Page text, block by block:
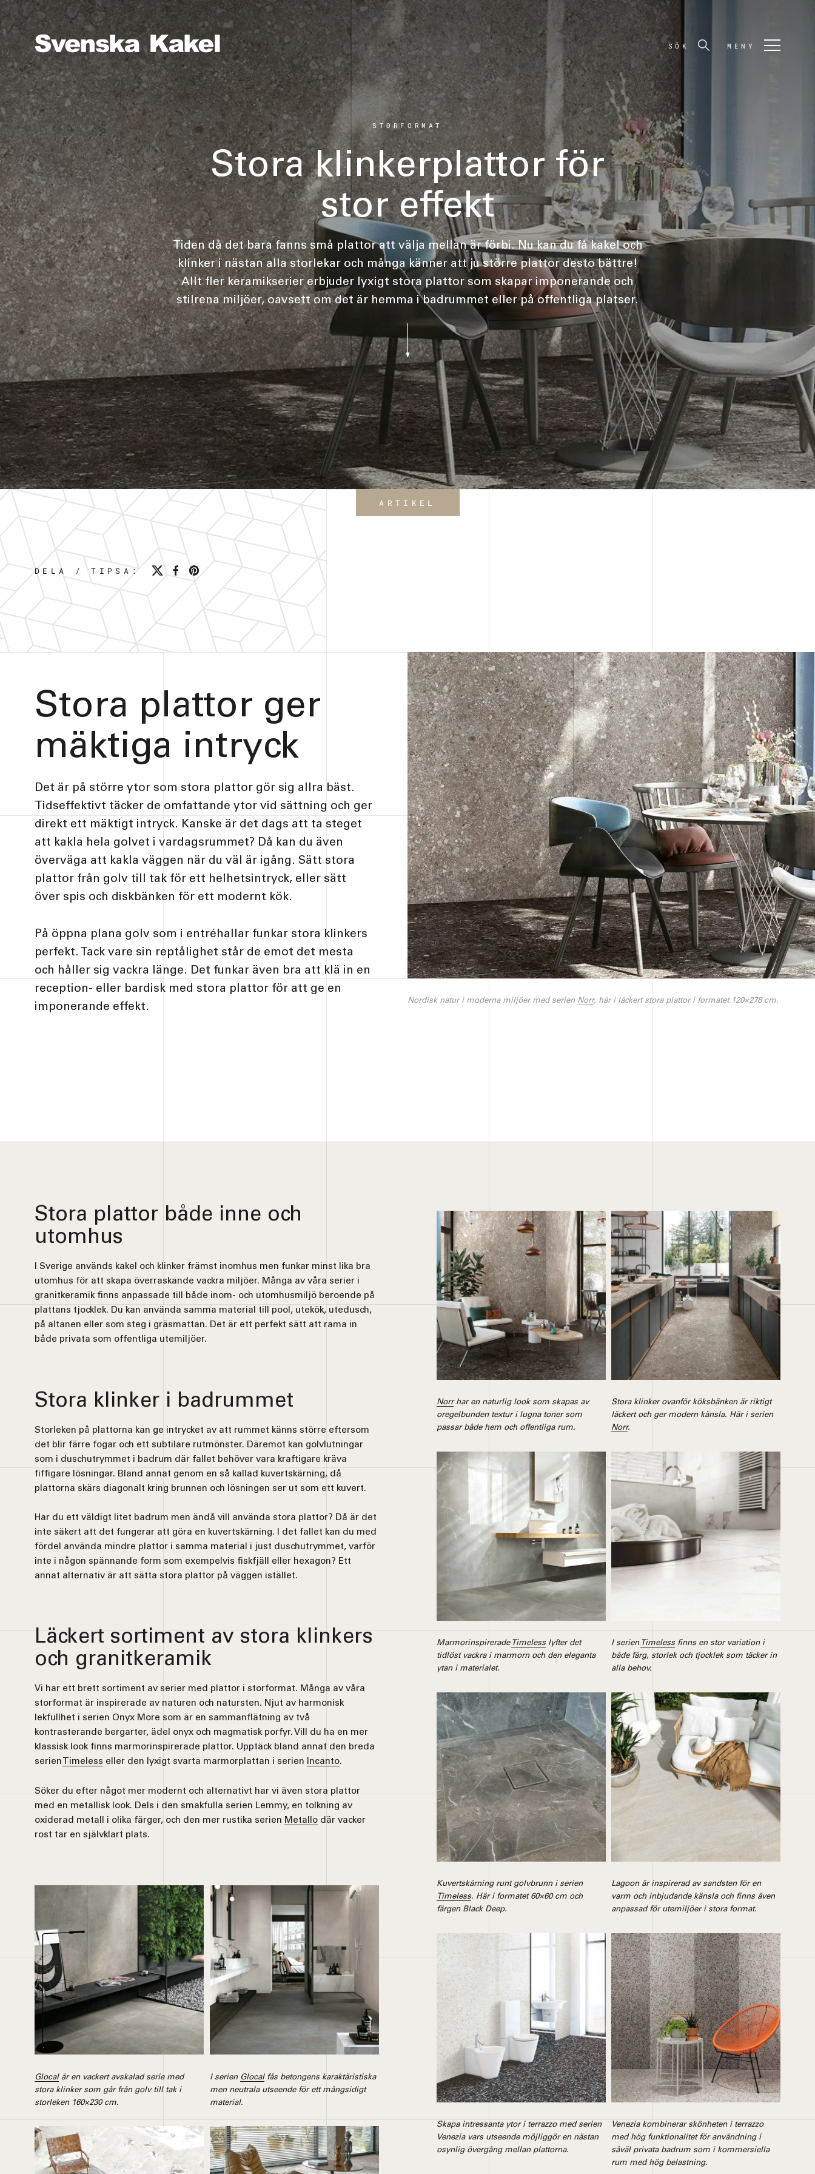
SÖK MENY
STORFORMAT
Stora klinkerplattor för
stor effekt
Tiden då det bara fanns små plattor att välja mellan är förbi. Nu kan du få kakel och
klinker i nästan alla storlekar och många känner att ju större plattor desto bättre!
Allt fler keramikserier erbjuder lyxigt stora plattor som skapar imponerande och
stilrena miljöer, oavsett om det är hemma i badrummet eller på offentliga platser.
ARTIKEL
DELA / TIPSA:
Stora plattor ger
mäktiga intryck
Det är på större ytor som stora plattor gör sig allra bäst.
Tidseffektivt täcker de omfattande ytor vid sättning och ger
direkt ett mäktigt intryck. Kanske är det dags att ta steget
att kakla hela golvet i vardagsrummet? Då kan du även
överväga att kakla väggen när du väl är igång. Sätt stora
plattor från golv till tak för ett helhetsintryck, eller sätt
över spis och diskbänken för ett modernt kök.
På öppna plana golv som i entréhallar funkar stora klinkers
perfekt. Tack vare sin reptålighet står de emot det mesta
och håller sig vackra länge. Det funkar även bra att klä in en
reception- eller bardisk med stora plattor för att ge en
imponerande effekt.
Nordisk natur i moderna miljöer med serien Norr, här i läckert stora plattor i formatet 120×278 cm.
Stora plattor både inne och
utomhus
I Sverige används kakel och klinker främst inomhus men funkar minst lika bra
utomhus för att skapa överraskande vackra miljöer. Många av våra serier i
granitkeramik finns anpassade till både inom- och utomhusmiljö beroende på
plattans tjocklek. Du kan använda samma material till pool, utekök, utedusch,
på altanen eller som steg i gräsmattan. Det är ett perfekt sätt att rama in
både privata som offentliga utemiljöer.
Stora klinker i badrummet
Storleken på plattorna kan ge intrycket av att rummet känns större eftersom
det blir färre fogar och ett subtilare rutmönster. Däremot kan golvlutningar
som i duschutrymmet i badrum där fallet behöver vara kraftigare kräva
fiffigare lösningar. Bland annat genom en så kallad kuvertskärning, då
plattorna skärs diagonalt kring brunnen och lösningen ser ut som ett kuvert.
Har du ett väldigt litet badrum men ändå vill använda stora plattor? Då är det
inte säkert att det fungerar att göra en kuvertskärning. I det fallet kan du med
fördel använda mindre plattor i samma material i just duschutrymmet, varför
inte i någon spännande form som exempelvis fiskfjäll eller hexagon? Ett
annat alternativ är att sätta stora plattor på väggen istället.
Läckert sortiment av stora klinkers
och granitkeramik
Vi har ett brett sortiment av serier med plattor i storformat. Många av våra
storformat är inspirerade av naturen och natursten. Njut av harmonisk
lekfullhet i serien Onyx More som är en sammanflätning av två
kontrasterande bergarter, ädel onyx och magmatisk porfyr. Vill du ha en mer
klassisk look finns marmorinspirerade plattor. Upptäck bland annat den breda
serien
Timeless eller den lyxigt svarta marmorplattan i serien Incanto.
Söker du efter något mer modernt och alternativt har vi även stora plattor
med en metallisk look. Dels i den smakfulla serien Lemmy, en tolkning av
oxiderad metall i olika färger, och den mer rustika serien Metallo där vacker
rost tar en självklart plats.
Glocalär en vackert avskalad serie med
stora klinker som går från golv till tak i
storleken 160×230 cm.
I serien Glocalfås betongens karaktäristiska
men neutrala utseende för ett mångsidigt
material.
Norrhar en naturlig look som skapas av
oregelbunden textur i lugna toner som
passar både hem och offentliga rum.
Stora klinker ovanför köksbänken är riktigt
läckert och ger modern känsla. Här i serien
Norr.
Marmorinspirerade Timelesslyfter det
tidlöst vackra i marmorn och den eleganta
ytan i materialet.
I serien Timelessfinns en stor variation i
både färg, storlek och tjocklek som täcker in
alla behov.
Kuvertskärning runt golvbrunn i serien
Timeless. Här i formatet 60×60 cm och
färgen Black Deep.
Lagoon är inspirerad av sandsten för en
varm och inbjudande känsla och finns även
anpassad för utemiljöer i stora format.
Skapa intressanta ytor i terrazzo med serien
Venezia vars utseende möjliggör en nästan
osynlig övergång mellan plattorna.
Venezia kombinerar skönheten i terrazzo
med hög funktionalitet för användning i
såväl privata badrum som i kommersiella
rum med hög belastning.